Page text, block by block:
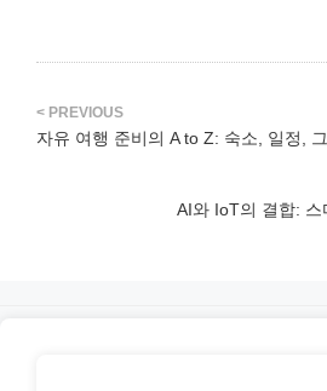
자유 여행 준비의 A to Z: 숙소, 일정,
AI와 IoT의 결합: 스